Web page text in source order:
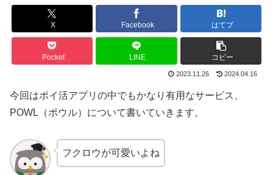
X Facebook はてブ
Pocket LINE コピー
2023.11.26 2024.04.16
今回はポイ活アプリの中でもかなり有用なサービス、
POWL（ポウル）について書いていきます。
フクロウが可愛いよね